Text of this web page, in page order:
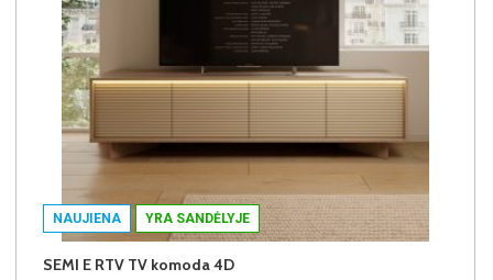
NAUJIENA YRA SANDĖLYJE
SEMI E RTV TV komoda 4D